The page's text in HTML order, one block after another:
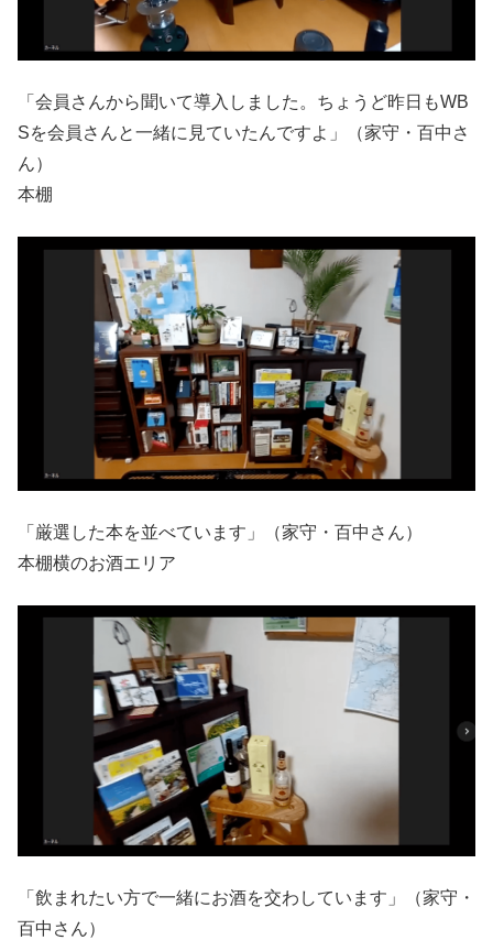
「会員さんから聞いて導入しました。ちょうど昨日もWB
Sを会員さんと一緒に見ていたんですよ」（家守・百中さ
ん）
本棚
「厳選した本を並べています」（家守・百中さん）
本棚横のお酒エリア
「飲まれたい方で一緒にお酒を交わしています」（家守・
百中さん）